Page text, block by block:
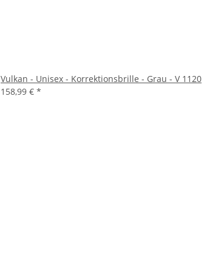
Vulkan - Unisex - Korrektionsbrille - Grau - V 1120
158,99 € *